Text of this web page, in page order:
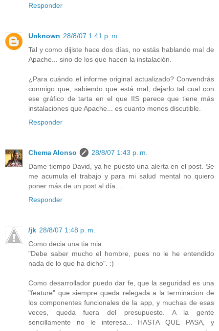
Responder
Unknown 28/8/07 1:41 p. m.
Tal y como dijiste hace dos días, no estás hablando mal de
Apache... sino de los que hacen la instalación.
¿Para cuándo el informe original actualizado? Convendrás
conmigo que, sabiendo que está mal, dejarlo tal cual con
ese gráfico de tarta en el que IIS parece que tiene más
instalaciones que Apache... es cuanto menos discutible.
Responder
Chema Alonso
28/8/07 1:43 p. m.
Dame tiempo David, ya he puesto una alerta en el post. Se
me acumula el trabajo y para mi salud mental no quiero
poner más de un post al día....
Responder
/jk 28/8/07 1:48 p. m.
Como decia una tia mia:
"Debe saber mucho el hombre, pues no le he entendido
nada de lo que ha dicho". :)
Como desarrollador puedo dar fe, que la seguridad es una
"feature" que siempre queda relegada a la terminacion de
los componentes funcionales de la app, y muchas de esas
veces, queda fuera del presupuesto. A la gente
sencillamente no le interesa... HASTA QUE PASA, y